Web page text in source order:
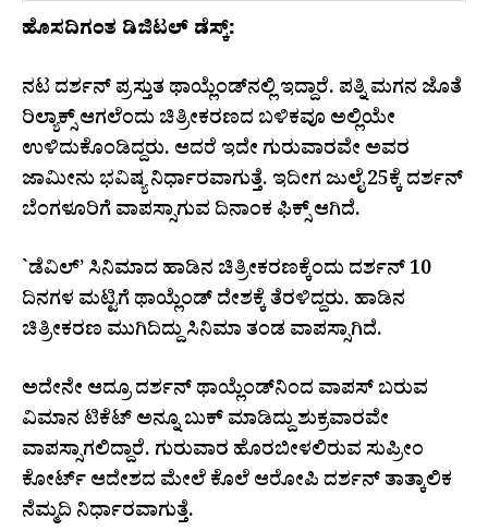
ಹೊಸದಿಗಂತ ಡಿಜಿಟಲ್ ಡೆಸ್ಕ್:
ನಟ ದರ್ಶನ್ ಪ್ರಸ್ತುತ ಥಾಯ್ಲೆಂಡ್‌ನಲ್ಲಿ ಇದ್ದಾರೆ. ಪತ್ನಿ ಮಗನ ಜೊತೆ
ರಿಲ್ಯಾಕ್ಸ್ ಆಗಲೆಂದು ಚಿತ್ರೀಕರಣದ ಬಳಿಕವೂ ಅಲ್ಲಿಯೇ
ಉಳಿದುಕೊಂಡಿದ್ದರು. ಆದರೆ ಇದೇ ಗುರುವಾರವೇ ಅವರ
ಜಾಮೀನು ಭವಿಷ್ಯ ನಿರ್ಧಾರವಾಗುತ್ತೆ. ಇದೀಗ ಜುಲೈ 25ಕ್ಕೆ ದರ್ಶನ್
ಬೆಂಗಳೂರಿಗೆ ವಾಪಸ್ಸಾಗುವ ದಿನಾಂಕ ಫಿಕ್ಸ್ ಆಗಿದೆ.
`ಡೆವಿಲ್’ ಸಿನಿಮಾದ ಹಾಡಿನ ಚಿತ್ರೀಕರಣಕ್ಕೆಂದು ದರ್ಶನ್ 10
ದಿನಗಳ ಮಟ್ಟಿಗೆ ಥಾಯ್ಲೆಂಡ್ ದೇಶಕ್ಕೆ ತೆರಳಿದ್ದರು. ಹಾಡಿನ
ಚಿತ್ರೀಕರಣ ಮುಗಿದಿದ್ದು ಸಿನಿಮಾ ತಂಡ ವಾಪಸ್ಸಾಗಿದೆ.
ಅದೇನೇ ಆದ್ರೂ ದರ್ಶನ್ ಥಾಯ್ಲೆಂಡ್‌ನಿಂದ ವಾಪಸ್ ಬರುವ
ವಿಮಾನ ಟಿಕೆಟ್ ಅನ್ನೂ ಬುಕ್ ಮಾಡಿದ್ದು ಶುಕ್ರವಾರವೇ
ವಾಪಸ್ಸಾಗಲಿದ್ದಾರೆ. ಗುರುವಾರ ಹೊರಬೀಳಲಿರುವ ಸುಪ್ರೀಂ
ಕೋರ್ಟ್ ಆದೇಶದ ಮೇಲೆ ಕೊಲೆ ಆರೋಪಿ ದರ್ಶನ್ ತಾತ್ಕಾಲಿಕ
ನೆಮ್ಮದಿ ನಿರ್ಧಾರವಾಗುತ್ತೆ.